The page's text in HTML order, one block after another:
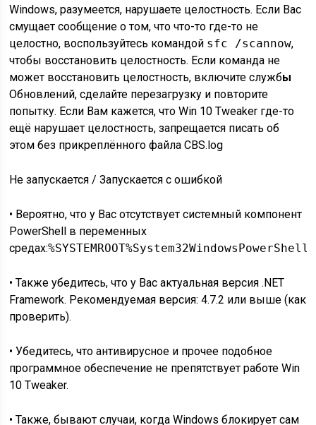
Windows, разумеется, нарушаете целостность. Если Вас
смущает сообщение о том, что что-то где-то не
целостно, воспользуйтесь командой sfc /scannow,
чтобы восстановить целостность. Если команда не
может восстановить целостность, включите службы
Обновлений, сделайте перезагрузку и повторите
попытку. Если Вам кажется, что Win 10 Tweaker где-то
ещё нарушает целостность, запрещается писать об
этом без прикреплённого файла CBS.log
Не запускается / Запускается с ошибкой
• Вероятно, что у Вас отсутствует системный компонент
PowerShell в переменных
средах:
• Также убедитесь, что у Вас актуальная версия .NET
Framework. Рекомендуемая версия: 4.7.2 или выше (как
проверить).
• Убедитесь, что антивирусное и прочее подобное
программное обеспечение не препятствует работе Win
10 Tweaker.
• Также, бывают случаи, когда Windows блокирует сам